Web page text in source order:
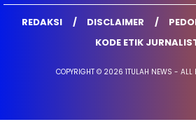
REDAKSI DISCLAIMER
KODE ETIK
COPYRIGHT © 2026 1TULAH NEWS - ALL